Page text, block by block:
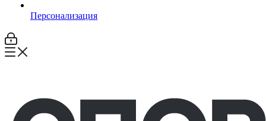
Персонализация